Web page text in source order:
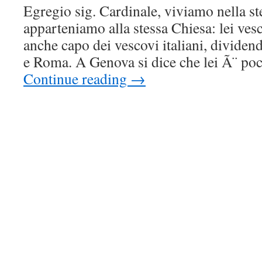
Egregio sig. Cardinale, viviamo nella
apparteniamo alla stessa Chiesa: lei
anche capo dei vescovi italiani,
e Roma. A Genova si dice che lei Ã¨
Continue reading →